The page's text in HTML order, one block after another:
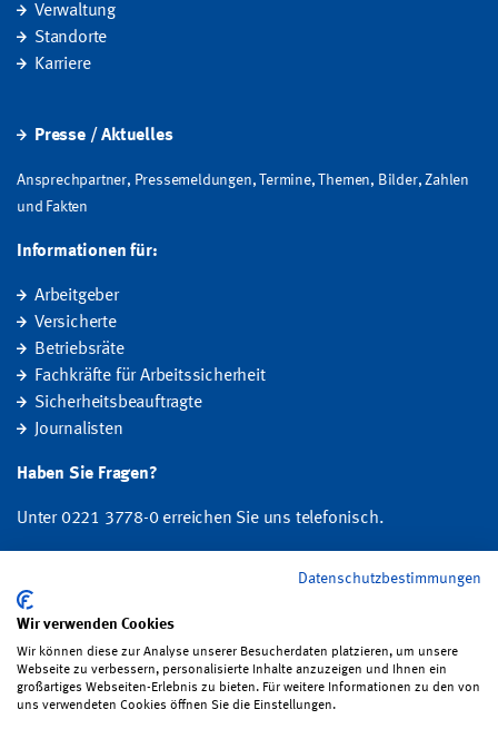
Verwaltung
Standorte
Karriere
Presse / Aktuelles
Ansprechpartner, Pressemeldungen, Termine, Themen, Bilder, Zahlen
und Fakten
Informationen für:
Arbeitgeber
Versicherte
Betriebsräte
Fachkräfte für Arbeitssicherheit
Sicherheitsbeauftragte
Journalisten
Haben Sie Fragen?
Unter 0221 3778-0 erreichen Sie uns telefonisch.
Entschädigung, Prävention sowie Fragen zu Mitgliedschaft und Beitrag.
Folgen Sie uns:
Datenschutzbestimmungen
Wir verwenden Cookies
Wir können diese zur Analyse unserer Besucherdaten platzieren, um unsere
Webseite zu verbessern, personalisierte Inhalte anzuzeigen und Ihnen ein
großartiges Webseiten-Erlebnis zu bieten. Für weitere Informationen zu den von
uns verwendeten Cookies öffnen Sie die Einstellungen.